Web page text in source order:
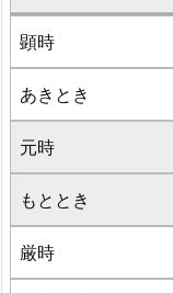
顕時
あきとき
元時
もととき
厳時